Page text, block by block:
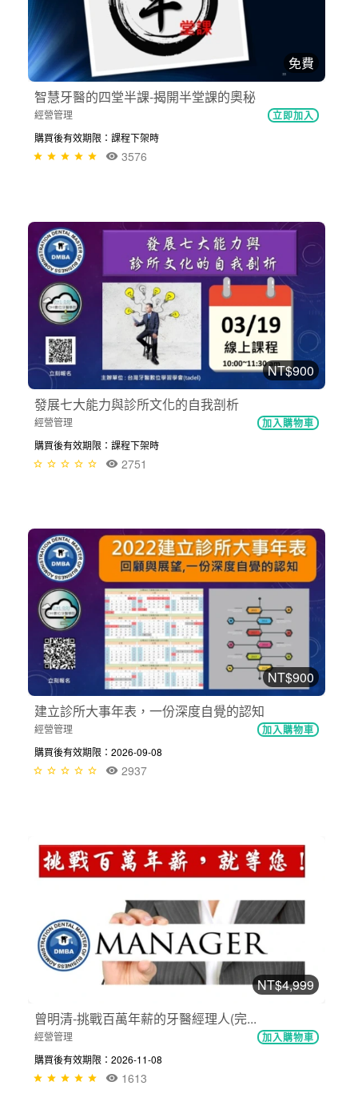
免費
智慧牙醫的四堂半課-揭開半堂課的奧秘
經營管理 立即加入
購買後有效期限：課程下架時
3576
NT$900
發展七大能力與診所文化的自我剖析
經營管理 加入購物車
購買後有效期限：課程下架時
2751
NT$900
建立診所大事年表，一份深度自覺的認知
經營管理 加入購物車
購買後有效期限：2026-09-08
2937
NT$4,999
曾明清-挑戰百萬年薪的牙醫經理人(完...
經營管理 加入購物車
購買後有效期限：2026-11-08
1613